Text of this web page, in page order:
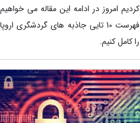
کردیم امروز در ادامه این مقاله می خواهیم
فهرست 10 تایی جاذبه های گردشگری اروپا
را کامل کنیم.